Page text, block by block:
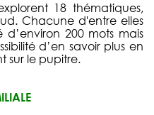
18 thématiques,
Chacune d'entre elles
200 mots mais
d’en savoir plus en
sur le pupitre.